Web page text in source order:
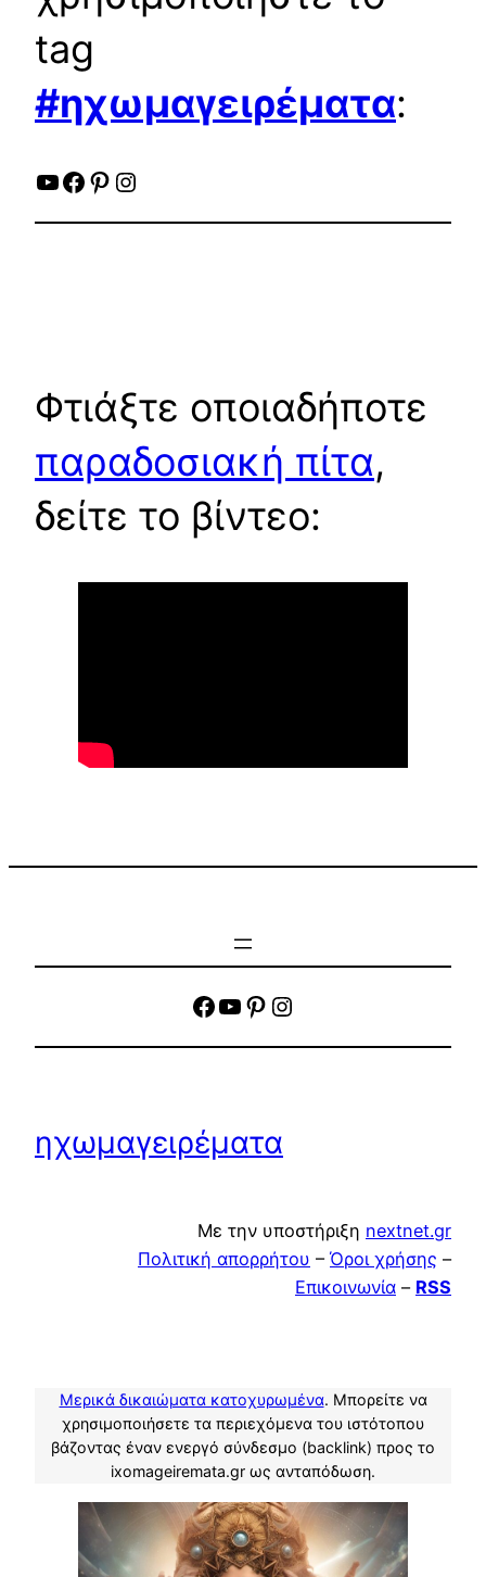
tag
#ηχωμαγειρέματα:
YouTube
Facebook
Pinterest
Instagram
Φτιάξτε οποιαδήποτε
παραδοσιακή πίτα,
δείτε το βίντεο:
facebook
YouTube
Pinterest
Instagram
ηχωμαγειρέματα
Με την υποστήριξη nextnet.gr
Πολιτική απορρήτου – Όροι χρήσης –
Επικοινωνία – RSS
Μερικά δικαιώματα κατοχυρωμένα. Μπορείτε να
χρησιμοποιήσετε τα περιεχόμενα του ιστότοπου
βάζοντας έναν ενεργό σύνδεσμο (backlink) προς το
ixomageiremata.gr ως ανταπόδωση.